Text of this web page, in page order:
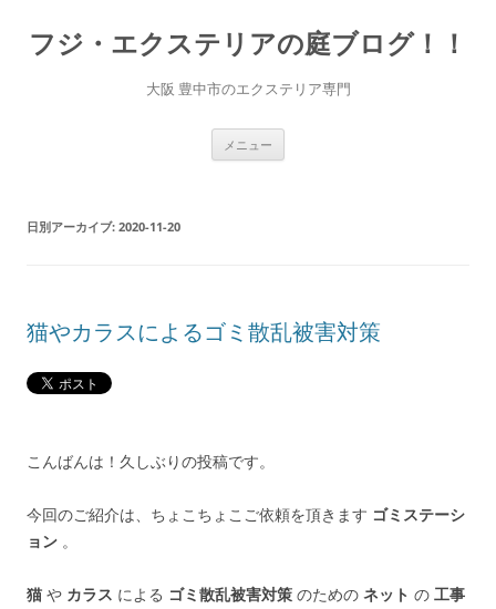
テ
ン
フジ・エクステリアの庭ブログ！！
大阪 豊中市のエクステリア専門
メニュー
日別アーカイブ: 2020-11-20
猫やカラスによるゴミ散乱被害対策
こんばんは！久しぶりの投稿です。
今回のご紹介は、ちょこちょこご依頼を頂きます ゴミステーシ
ョン 。
猫 や カラス による ゴミ散乱被害対策 のための ネット の 工事